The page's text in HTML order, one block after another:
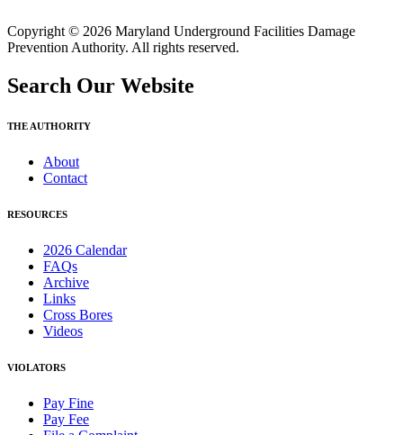
Copyright © 2026 Maryland Underground Facilities Damage
Prevention Authority. All rights reserved.
Search Our Website
THE AUTHORITY
About
Contact
RESOURCES
2026 Calendar
FAQs
Archive
Links
Cross Bores
Videos
VIOLATORS
Pay Fine
Pay Fee